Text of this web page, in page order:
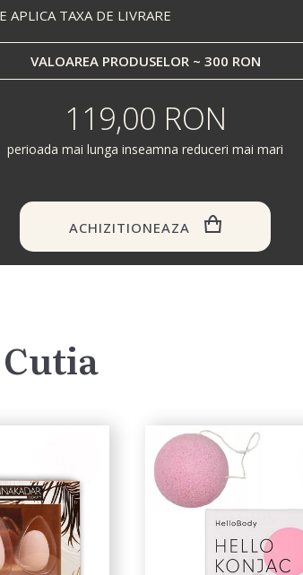
APLICA TAXA DE LIVRARE
VALOAREA PRODUSELOR ~ 300 RON
119,00 RON
perioada mai lunga inseamna reduceri mai mari
ACHIZITIONEAZA